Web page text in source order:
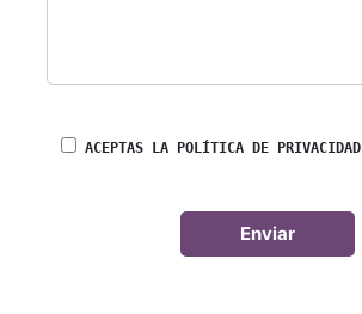
ACEPTAS LA POLÍTICA DE PRIVACIDAD